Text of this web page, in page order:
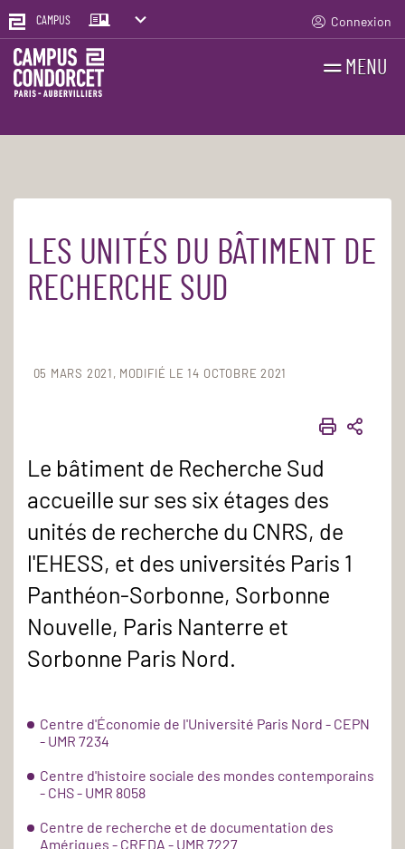
CAMPUS Connexion
MENU
Accueil La recherche Communauté scientifique
LES UNITÉS DU BÂTIMENT DE
RECHERCHE SUD
05 MARS 2021 MODIFIÉ LE 14 OCTOBRE 2021
Le bâtiment de Recherche Sud
accueille sur ses six étages des
unités de recherche du CNRS, de
l'EHESS, et des universités Paris 1
Panthéon-Sorbonne, Sorbonne
Nouvelle, Paris Nanterre et
Sorbonne Paris Nord.
Centre d'Économie de l'Université Paris Nord - CEPN
- UMR 7234
Centre d'histoire sociale des mondes contemporains
- CHS - UMR 8058
Centre de recherche et de documentation des
Amériques - CREDA - UMR 7227